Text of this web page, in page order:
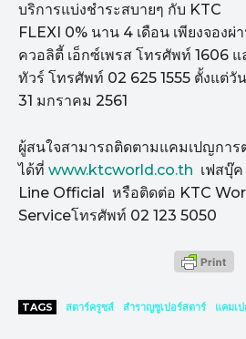
บริการแบ่งชำระสบายๆ กับ KTC
FLEXI 0% นาน 4 เดือน เพียงจองผ่
ควอลิตี้ เอ็กซ์เพรส โทรศัพท์ 1606 แ
ทัวร์ โทรศัพท์ 02 625 1555 ตั้งแต่วั
31 มกราคม 2561
ผู้สนใจสามารถติดตามแคมเปญการ
ได้ที่ www.ktcworld.co.th เฟสบุ๊ค
Line Official หรือติดต่อ KTC
Serviceโทรศัพท์ 02 123 5050
TAGS สตาร์ครูซส์ สำราญซูเปอร์สตาร์ แคมเ